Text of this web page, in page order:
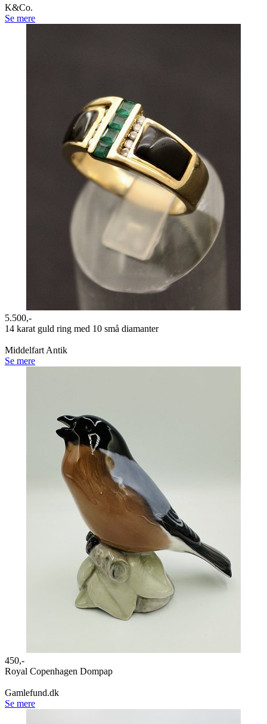
K&Co.
Se mere
5.500,-
14 karat guld ring med 10 små diamanter
Middelfart Antik
Se mere
450,-
Royal Copenhagen Dompap
Gamlefund.dk
Se mere